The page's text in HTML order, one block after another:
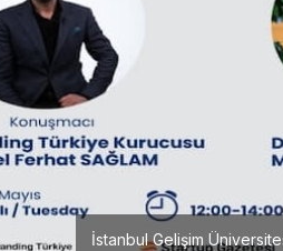
İstanbul Gelişim